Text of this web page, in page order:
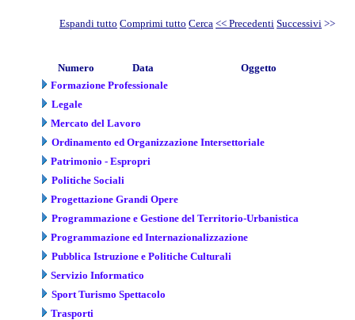
Espandi tutto Comprimi tutto Cerca << Precedenti Successivi >>
Numero Data
Oggetto
Formazione Professionale
Legale
Mercato del Lavoro
Ordinamento ed Organizzazione Intersettoriale
Patrimonio - Espropri
Politiche Sociali
Progettazione Grandi Opere
Programmazione e Gestione del Territorio-Urbanistica
Programmazione ed Internazionalizzazione
Pubblica Istruzione e Politiche Culturali
Servizio Informatico
Sport Turismo Spettacolo
Trasporti